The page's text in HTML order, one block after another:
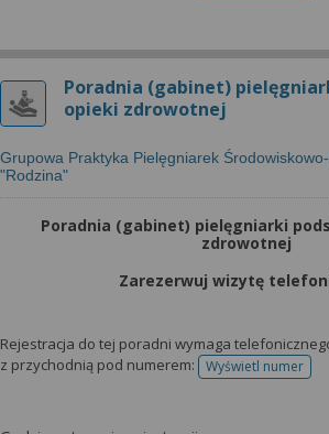
Poradnia (gabinet)
opieki zdrowotnej
Grupowa Praktyka Pielęgniarek
"Rodzina"
Poradnia (gabinet) pielęgniarki
zdrowotnej
Zarezerwuj wizytę
Rejestracja do tej poradni wymaga
z przychodnią pod numerem:
Wyświetl numer
telefonu do